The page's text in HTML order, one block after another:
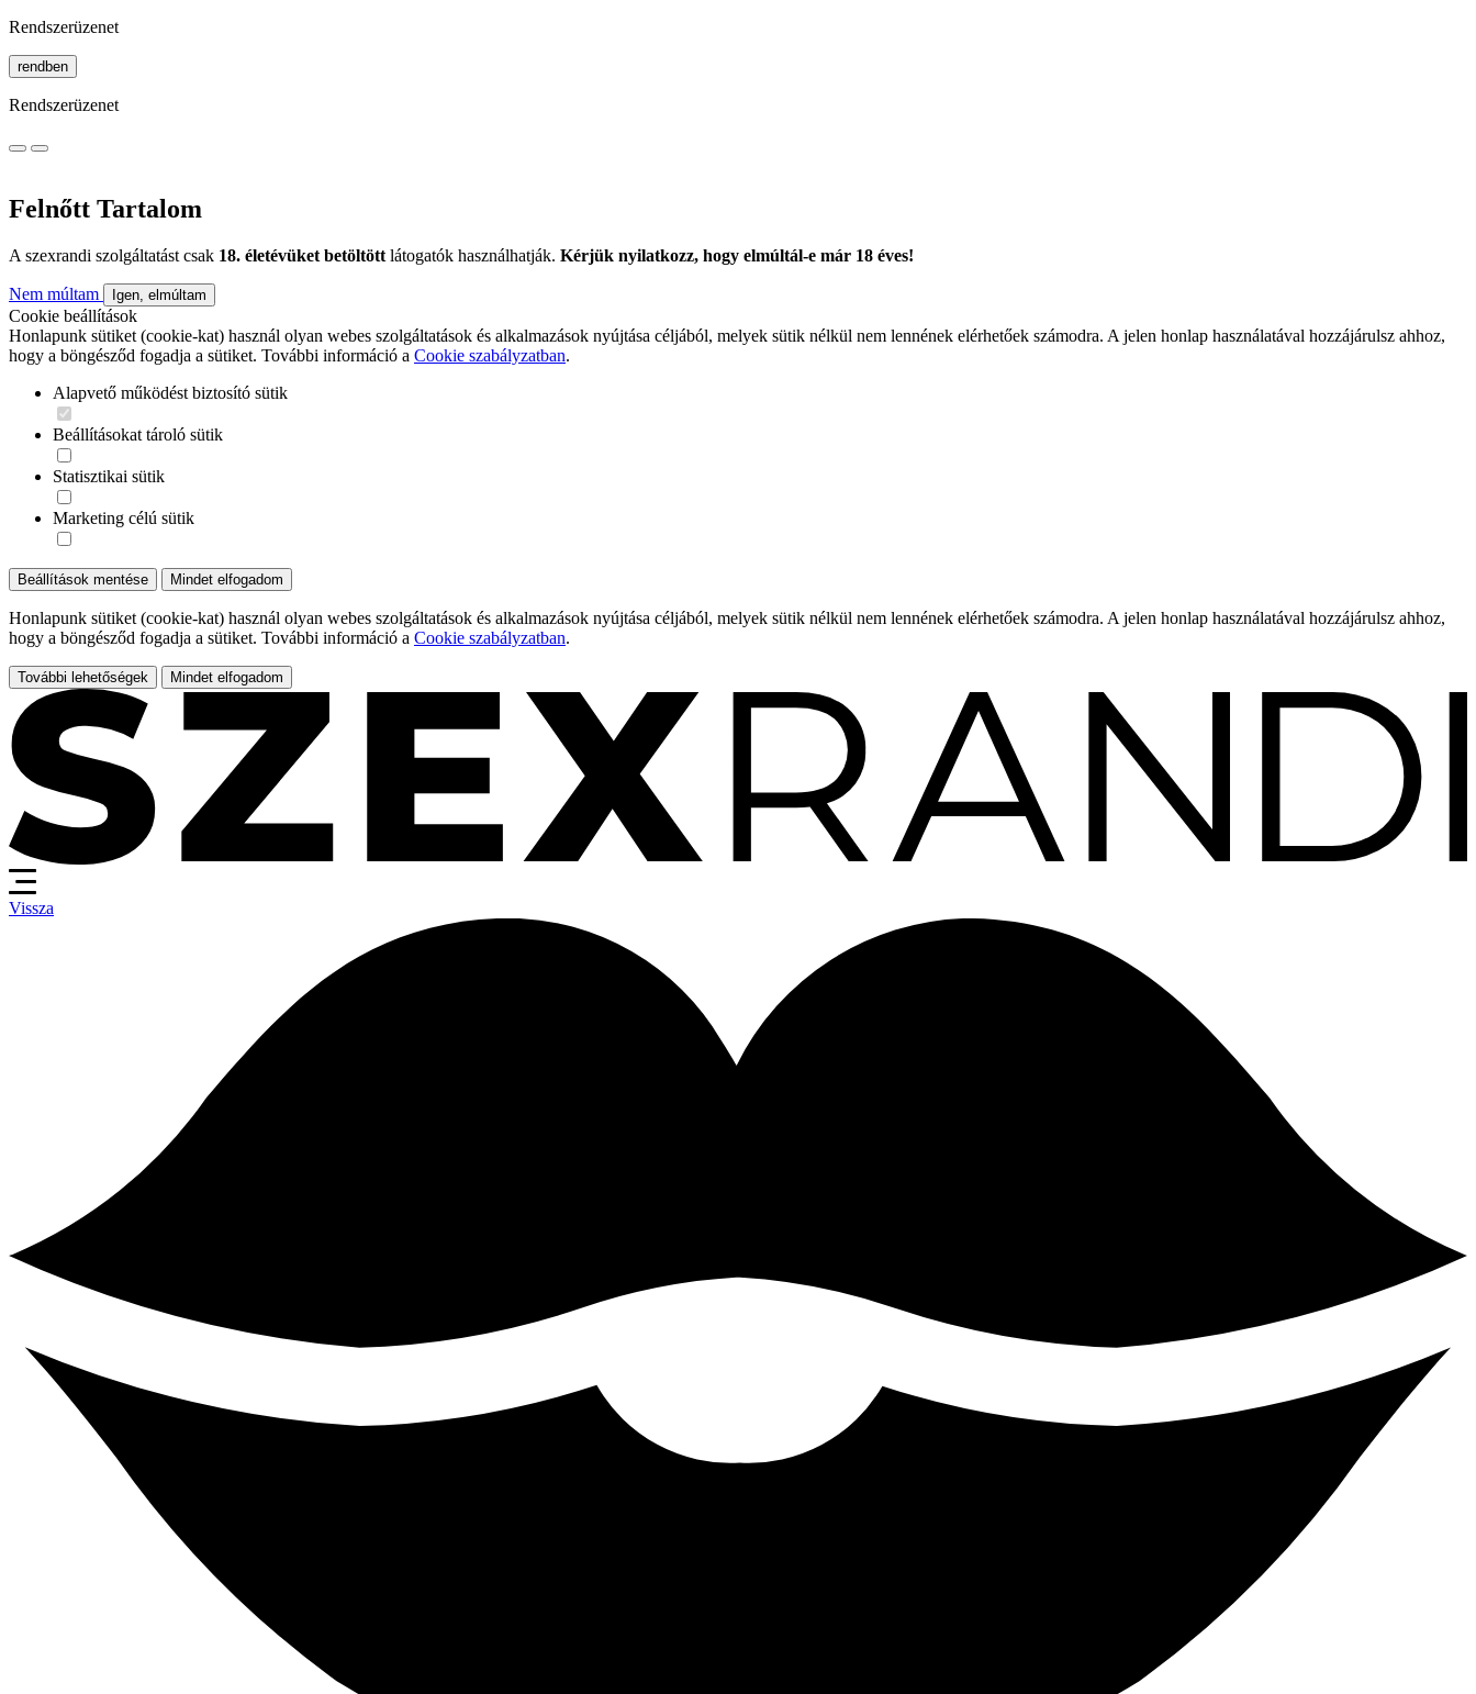
Rendszerüzenet
rendben
Rendszerüzenet
Felnőtt Tartalom
A szexrandi szolgáltatást csak 18. életévüket betöltött látogatók használhatják. Kérjük nyilatkozz, hogy elmúltál-e már 18 éves!
Nem múltam Igen, elmúltam
Cookie beállítások
Honlapunk sütiket (cookie-kat) használ olyan webes szolgáltatások és alkalmazások nyújtása céljából, melyek sütik nélkül nem lennének elérhetőek számodra. A jelen honlap használatával hozzájárulsz ahhoz,
hogy a böngésződ fogadja a sütiket. További információ a Cookie szabályzatban.
Alapvető működést biztosító sütik
Beállításokat tároló sütik
Statisztikai sütik
Marketing célú sütik
Beállítások mentése Mindet elfogadom
Honlapunk sütiket (cookie-kat) használ olyan webes szolgáltatások és alkalmazások nyújtása céljából, melyek sütik nélkül nem lennének elérhetőek számodra. A jelen honlap használatával hozzájárulsz ahhoz,
hogy a böngésződ fogadja a sütiket. További információ a Cookie szabályzatban.
További lehetőségek Mindet elfogadom
Vissza